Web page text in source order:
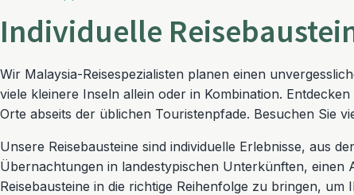
Individuelle
Wir Malaysia-Reisespezialisten planen einen
viele kleinere Inseln allein oder in Kombination.
Orte abseits der üblichen Touristenpfade. Besuchen Sie
Unsere Reisebausteine sind individuelle Erlebnisse, aus
Übernachtungen in landestypischen Unterkünften, einen
Reisebausteine in die richtige Reihenfolge zu bringen,